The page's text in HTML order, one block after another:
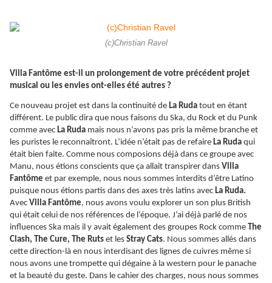
(c)Christian Ravel
Villa Fantôme est-il un prolongement de votre précédent projet
musical ou les envies ont-elles été autres ?
Ce nouveau projet est dans la continuité de La Ruda tout en étant
différent. Le public dira que nous faisons du Ska, du Rock et du Punk
comme avec La Ruda mais nous n’avons pas pris la même branche et
les puristes le reconnaîtront. L’idée n’était pas de refaire La Ruda qui
était bien faite. Comme nous composions déjà dans ce groupe avec
Manu, nous étions conscients que ça allait transpirer dans Villa
Fantôme et par exemple, nous nous sommes interdits d’être Latino
puisque nous étions partis dans des axes très latins avec La Ruda.
Avec Villa Fantôme, nous avons voulu explorer un son plus British
qui était celui de nos références de l’époque. J’ai déjà parlé de nos
influences Ska mais il y avait également des groupes Rock comme The
Clash, The Cure, The Ruts et les Stray Cats. Nous sommes allés dans
cette direction-là en nous interdisant des lignes de cuivres même si
nous avons une trompette qui dégaine à la western pour le panache
et la beauté du geste. Dans le cahier des charges, nous nous sommes